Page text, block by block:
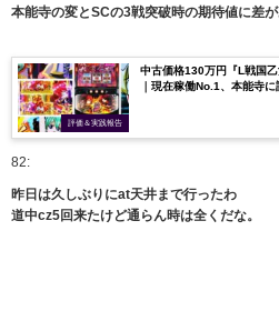
本能寺の変とSCの3戦突破時の期待値に差
評価＆実践報告
中古価格130万円『L戦国
｜現在稼働No.1、本能寺
82:
昨日は久しぶりにat天井まで行ったわ
道中cz5回来たけど通らん時は全くだな。